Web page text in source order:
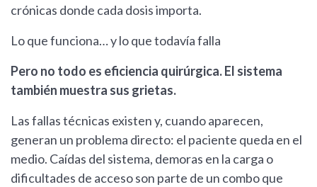
crónicas donde cada dosis importa.
Lo que funciona… y lo que todavía falla
Pero no todo es eficiencia quirúrgica. El sistema
también muestra sus grietas.
Las fallas técnicas existen y, cuando aparecen,
generan un problema directo: el paciente queda en el
medio. Caídas del sistema, demoras en la carga o
dificultades de acceso son parte de un combo que